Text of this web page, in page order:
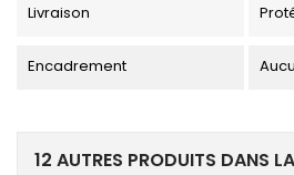
Livraison
Encadrement
12 AUTRES PRODUITS DANS